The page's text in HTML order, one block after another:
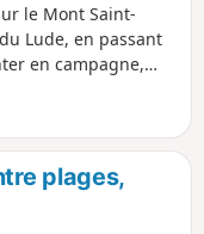
le Mont Saint-
Lude, en passant
en campagne,
plages,